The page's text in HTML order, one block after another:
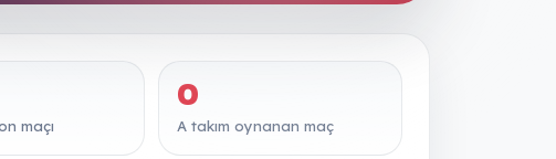
maçı
0
A takım oynanan maç